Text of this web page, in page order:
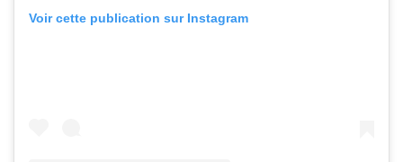
Voir cette publication sur Instagram